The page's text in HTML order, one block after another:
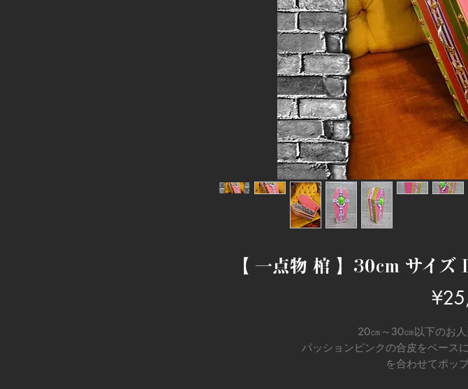
【 一点物 棺 】30cm サイ
20㎝～30㎝以下のお人
パッションピンクの合皮をベース
を合わせてポッ